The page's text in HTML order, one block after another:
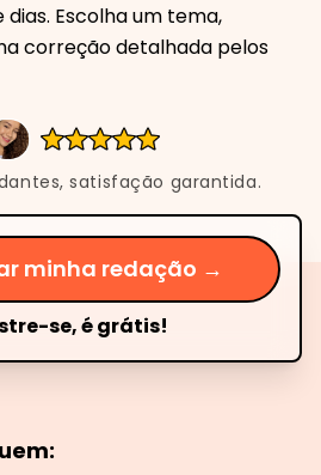
dias. Escolha um tema,
correção detalhada pelos
satisfação garantida.
minha redação →
se, é grátis!